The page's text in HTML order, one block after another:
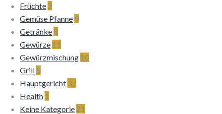
Früchte 2
Gemüse Pfanne 9
Getränke8
Gewürze 11
Gewürzmischung 10
Grill 5
Hauptgericht 37
Health 1
Keine Kategorie 21